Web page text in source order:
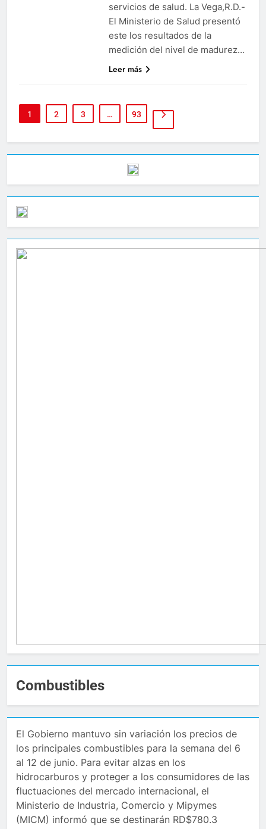
servicios de salud. La Vega,R.D.-
El Ministerio de Salud presentó
este los resultados de la
medición del nivel de madurez…
Leer más
1 2 3 … 93
Combustibles
El Gobierno mantuvo sin variación los precios de
los principales combustibles para la semana del 6
al 12 de junio. Para evitar alzas en los
hidrocarburos y proteger a los consumidores de las
fluctuaciones del mercado internacional, el
Ministerio de Industria, Comercio y Mipymes
(MICM) informó que se destinarán RD$780.3